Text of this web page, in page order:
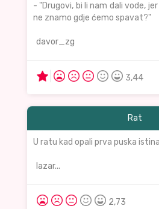
- "Drugovi, bi li nam dali vode,
ne znamo gdje ćemo spavat?"
davor_zg
3,44
Rat
U ratu kad opali prva puska
lazar...
2,73